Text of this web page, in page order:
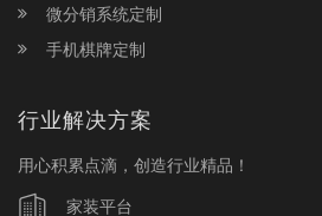
微分销系统定制
手机棋牌定制
行业解决方案
用心积累点滴，创造行业精品！
家装平台